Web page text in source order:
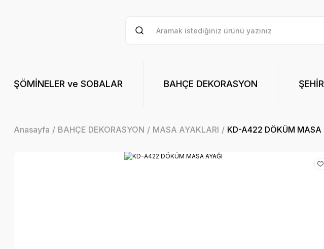
ŞÖMİNELER ve SOBALAR BAHÇE DEKORASYON
Anasayfa BAHÇE DEKORASYON MASA AYAKLARI KD-A422 DÖKÜM MASA